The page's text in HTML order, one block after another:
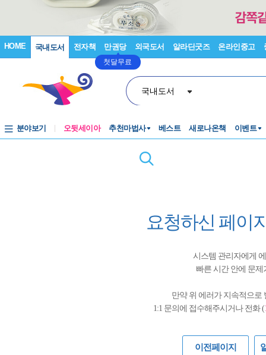
HOME 국내도서 전자책 만권당
첫달무료
외국도서 알라딘굿즈 온라인중고
국내도서
분야보기 오뒷세이아 추천마법사 베스트 새로나온책 이벤트
요청하신 페이
시스템 관리자에게
빠른 시간 안에 문
만약 위 에러가 지속적으로
1:1 문의에 접수해주시거나 전화 (
이전페이지